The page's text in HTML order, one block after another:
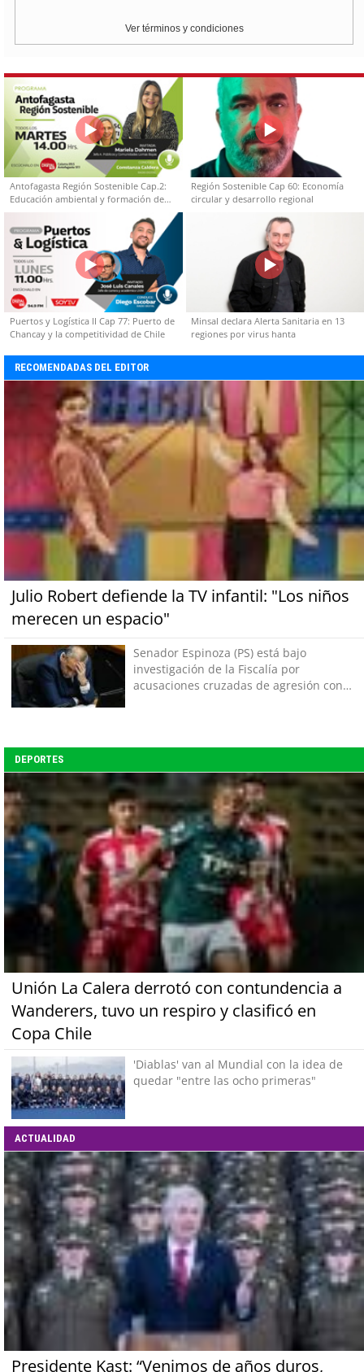
Ver términos y condiciones
Antofagasta Región Sostenible Cap.2:
Educación ambiental y formación de
capacidades técnicas
Región Sostenible Cap 60: Economía
circular y desarrollo regional
Puertos y Logística II Cap 77: Puerto de
Chancay y la competitividad de Chile
Minsal declara Alerta Sanitaria en 13
regiones por virus hanta
RECOMENDADAS DEL EDITOR
Julio Robert defiende la TV infantil: "Los niños
merecen un espacio"
Senador Espinoza (PS) está bajo
investigación de la Fiscalía por
acusaciones cruzadas de agresión con
DEPORTES
Unión La Calera derrotó con contundencia a
Wanderers, tuvo un respiro y clasificó en
Copa Chile
'Diablas' van al Mundial con la idea de
quedar "entre las ocho primeras"
ACTUALIDAD
Presidente Kast: “Venimos de años duros,